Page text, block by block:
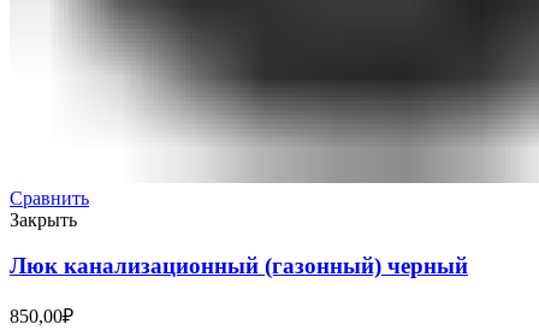
Сравнить
Закрыть
Люк канализационный (газонный) черный
850,00₽